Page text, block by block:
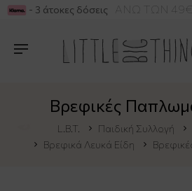
ΓΙΑ ΑΓΟΡΕΣ ΑΝΩ ΤΩΝ 49€
- 3 άτοκες δόσεις
Βρεφικές
L.B.T. Παιδική Συλλογή
Βρεφικά Λευκά Είδη